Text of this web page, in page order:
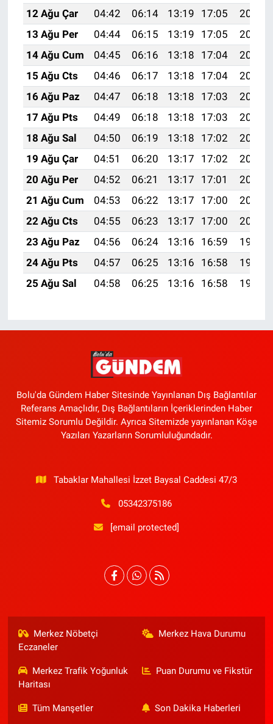
12 Ağu Çar
04:42 06:14 13:19 17:05
20:13
13 Ağu Per
04:44 06:15 13:19 17:05
20:12
14 Ağu Cum
04:45 06:16 13:18 17:04
20:11
15 Ağu Cts
04:46 06:17 13:18 17:04
20:10
16 Ağu Paz
04:47 06:18 13:18 17:03
20:08
17 Ağu Pts
04:49 06:18 13:18 17:03
20:07
18 Ağu Sal
04:50 06:19 13:18 17:02
20:06
19 Ağu Çar
04:51 06:20 13:17 17:02
20:05
20 Ağu Per
04:52 06:21 13:17 17:01
20:03
21 Ağu Cum
04:53 06:22 13:17 17:00
20:02
22 Ağu Cts
04:55 06:23 13:17 17:00
20:01
23 Ağu Paz
04:56 06:24 13:16 16:59
19:59
24 Ağu Pts
04:57 06:25 13:16 16:58
19:58
25 Ağu Sal
04:58 06:25 13:16 16:58 19:56
Bolu'da Gündem Haber Sitesinde Yayınlanan Dış Bağlantılar
Referans Amaçlıdır, Dış Bağlantıların İçeriklerinden Haber
Sitemiz Sorumlu Değildir. Ayrıca Sitemizde yayınlanan Köşe
Yazıları Yazarların Sorumluluğundadır.
Tabaklar Mahallesi İzzet Baysal Caddesi 47/3
05342375186
[email protected]
Merkez Nöbetçi
Eczaneler
Merkez Hava Durumu
Merkez Trafik Yoğunluk
Haritası
Puan Durumu ve Fikstür
Tüm Manşetler Son Dakika Haberleri